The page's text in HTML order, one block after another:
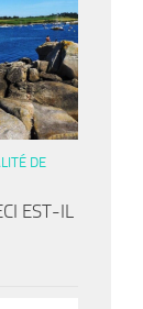
DE
EST-IL